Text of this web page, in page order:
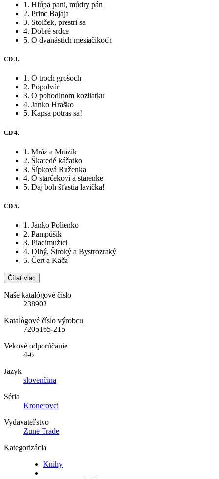
1. Hlúpa pani, múdry pán
2. Princ Bajaja
3. Stolček, prestri sa
4. Dobré srdce
5. O dvanástich mesiačikoch
CD 3.
1. O troch grošoch
2. Popolvár
3. O pohodlnom kozliatku
4. Janko Hraško
5. Kapsa potras sa!
CD 4.
1. Mráz a Mrázik
2. Škaredé káčatko
3. Šípková Ruženka
4. O starčekovi a starenke
5. Daj boh šťastia lavička!
CD 5.
1. Janko Polienko
2. Pampúšik
3. Piadimužíci
4. Dlhý, Široký a Bystrozraký
5. Čert a Kača
Čítať viac
Naše katalógové číslo
238902
Katalógové číslo výrobcu
7205165-215
Vekové odporúčanie
4-6
Jazyk
slovenčina
Séria
Kronerovci
Vydavateľstvo
Zune Trade
Kategorizácia
Knihy